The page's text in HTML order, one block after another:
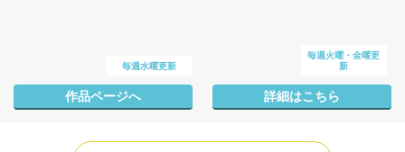
毎週水曜更新
作品ページへ
毎週火曜・金曜更
新
詳細はこちら